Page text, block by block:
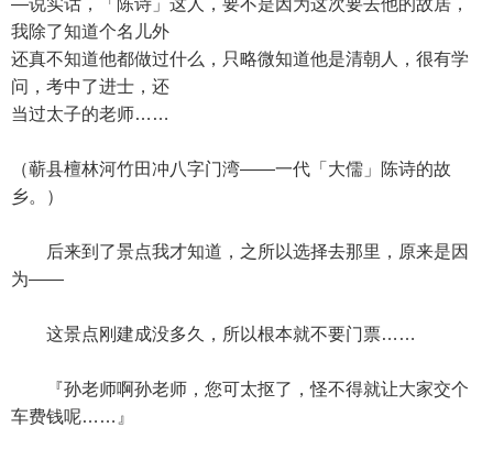
—说实话，「陈诗」这人，要不是因为这次要去他的故居，
我除了知道个名儿外
还真不知道他都做过什么，只略微知道他是清朝人，很有学
问，考中了进士，还
当过太子的老师……
（蕲县檀林河竹田冲八字门湾——一代「大儒」陈诗的故
乡。）
后来到了景点我才知道，之所以选择去那里，原来是因
为——
这景点刚建成没多久，所以根本就不要门票……
『孙老师啊孙老师，您可太抠了，怪不得就让大家交个
车费钱呢……』